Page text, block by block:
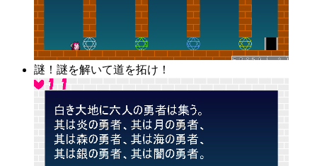
謎！謎を解いて道を拓け！